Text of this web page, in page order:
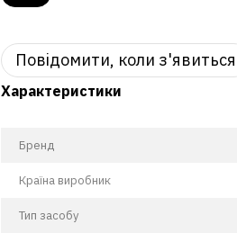
Повідомити, коли з'явиться
Характеристики
Бренд
Країна виробник
Тип засобу